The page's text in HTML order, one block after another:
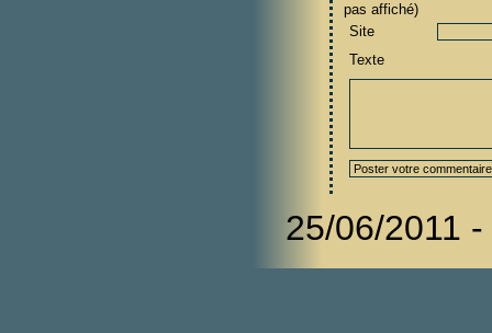
pas affiché)
Site
Texte
25/06/2011